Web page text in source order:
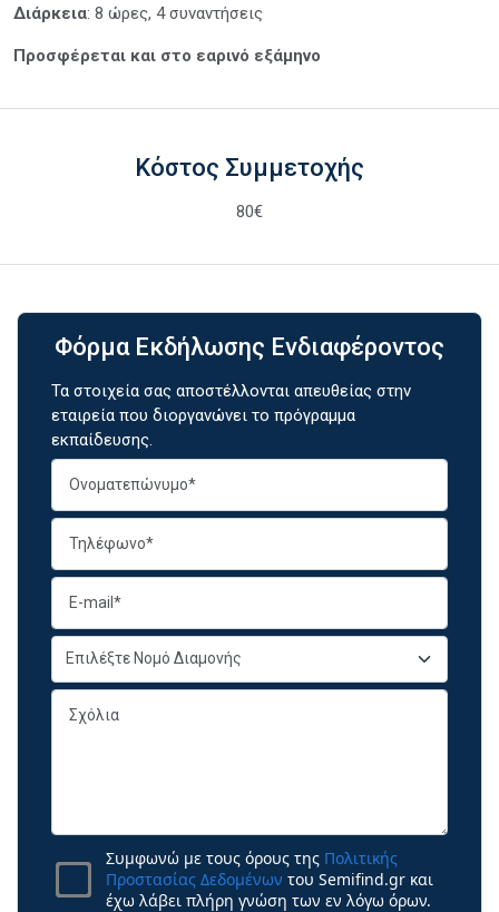
Διάρκεια: 8 ώρες, 4 συναντήσεις
Προσφέρεται και στο εαρινό εξάμηνο
Κόστος Συμμετοχής
80€
Φόρμα Εκδήλωσης Ενδιαφέροντος
Τα στοιχεία σας αποστέλλονται απευθείας στην
εταιρεία που διοργανώνει το πρόγραμμα
εκπαίδευσης.
Συμφωνώ με τους όρους της Πολιτικής
Προστασίας Δεδομένων του Semifind.gr και
έχω λάβει πλήρη γνώση των εν λόγω όρων.